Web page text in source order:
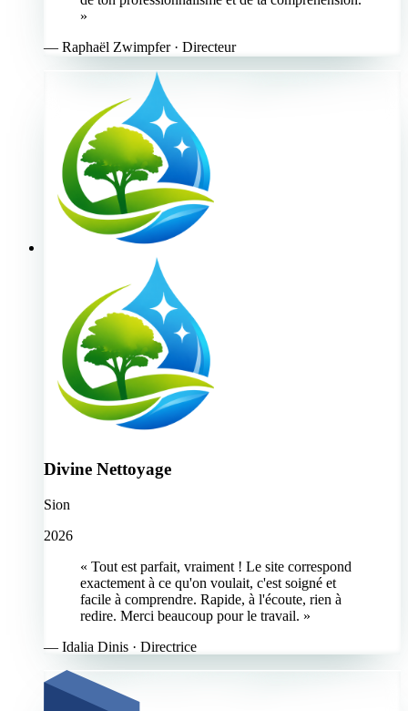
»
— Raphaël Zwimpfer · Directeur
Divine Nettoyage
Sion
2026
« Tout est parfait, vraiment ! Le site correspond
exactement à ce qu'on voulait, c'est soigné et
facile à comprendre. Rapide, à l'écoute, rien à
redire. Merci beaucoup pour le travail. »
— Idalia Dinis · Directrice